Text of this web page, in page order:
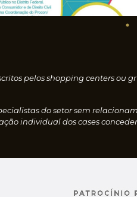
pelos shopping centers ou
do setor sem
individual dos cases